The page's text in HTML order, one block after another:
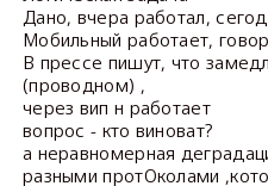
Дано, вчера работал,
Мобильный работает,
В прессе пишут, что
(проводном) ,
через вип н работает
вопрос - кто виноват?
а неравномерная
разными протОколами